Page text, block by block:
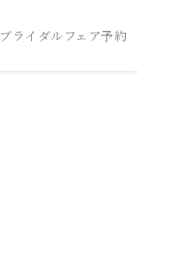
ブライダルフェア予約